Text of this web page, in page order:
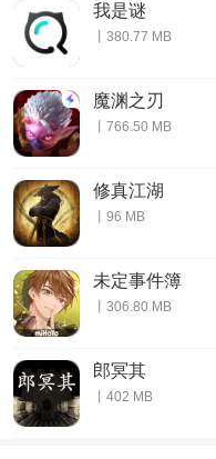
我是谜
丨380.77 MB
魔渊之刃
丨766.50 MB
修真江湖
丨96 MB
未定事件簿
丨306.80 MB
郎冥其
丨402 MB